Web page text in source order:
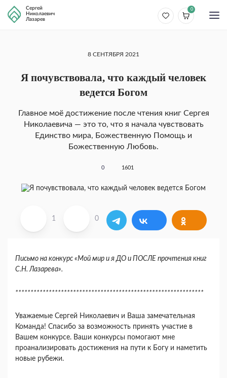
Сергей
Николаевич
Лазарев
0
8 СЕНТЯБРЯ 2021
Я почувствовала, что каждый человек
ведется Богом
Главное моё достижение после чтения книг Сергея
Николаевича — это то, что я начала чувствовать
Единство мира, Божественную Помощь и
Божественную Любовь.
0 1601
1 0
Письмо на конкурс «Мой мир и я ДО и ПОСЛЕ прочтения книг
С.Н. Лазарева».
**************************************************************
Уважаемые Сергей Николаевич и Ваша замечательная
Команда! Спасибо за возможность принять участие в
Вашем конкурсе. Ваши конкурсы помогают мне
проанализировать достижения на пути к Богу и наметить
новые рубежи.